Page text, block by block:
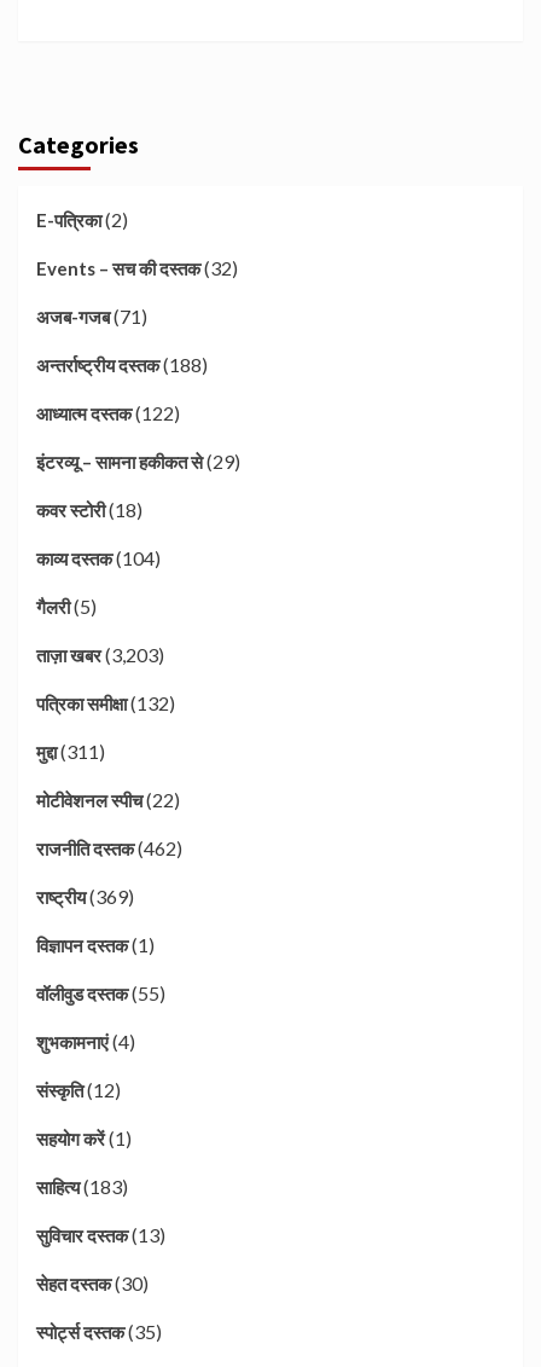
Categories
E-पत्रिका(2)
Events – सच की दस्तक(32)
अजब-गजब(71)
अन्तर्राष्ट्रीय दस्तक(188)
आध्यात्म दस्तक(122)
इंटरव्यू – सामना हकीकत से(29)
कवर स्टोरी(18)
काव्य दस्तक(104)
गैलरी(5)
ताज़ा खबर(3,203)
पत्रिका समीक्षा(132)
मुद्दा(311)
मोटीवेशनल स्पीच(22)
राजनीति दस्तक(462)
राष्ट्रीय(369)
विज्ञापन दस्तक(1)
वॉलीवुड दस्तक(55)
शुभकामनाएं(4)
संस्कृति(12)
सहयोग करें(1)
साहित्य(183)
सुविचार दस्तक(13)
सेहत दस्तक(30)
स्पोर्ट्स दस्तक(35)